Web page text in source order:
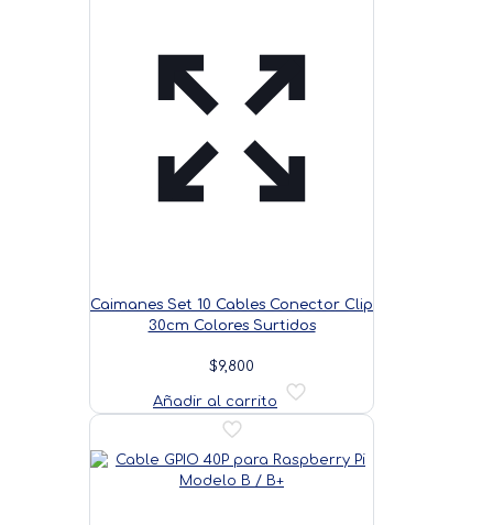
Caimanes Set 10 Cables Conector Clip
30cm Colores Surtidos
$9,800
Añadir al carrito